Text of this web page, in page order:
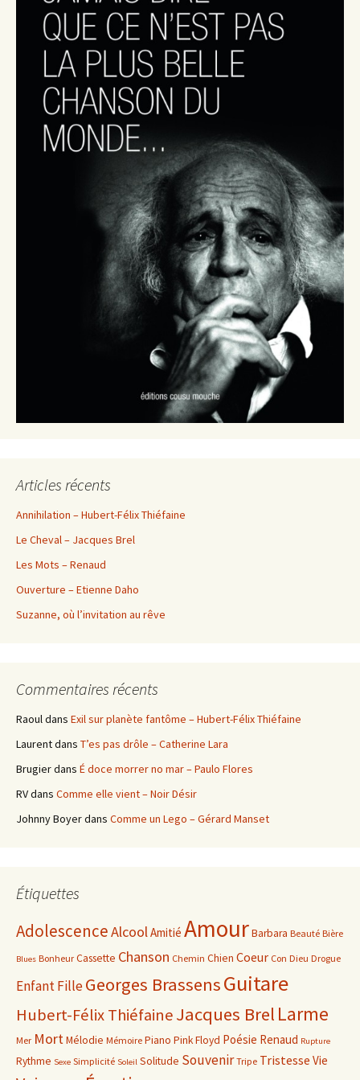
Articles récents
Annihilation – Hubert-Félix Thiéfaine
Le Cheval – Jacques Brel
Les Mots – Renaud
Ouverture – Etienne Daho
Suzanne, où l’invitation au rêve
Commentaires récents
Raouldans Exil sur planète fantôme – Hubert-Félix Thiéfaine
Laurentdans T’es pas drôle – Catherine Lara
Brugierdans É doce morrer no mar – Paulo Flores
RVdans Comme elle vient – Noir Désir
Johnny Boyerdans Comme un Lego – Gérard Manset
Étiquettes
AdolescenceAlcoolAmitié AmourBarbara Beauté Bière
Blues Bonheur Cassette Chanson Chemin Chien Coeur Con Dieu Drogue
EnfantFilleGeorges BrassensGuitare
Hubert-Félix ThiéfaineJacques Brel Larme
Mer MortMélodie Mémoire Piano Pink Floyd Poésie Renaud Rupture
Rythme Sexe Simplicité Soleil Solitude Souvenir Tripe Tristesse Vie